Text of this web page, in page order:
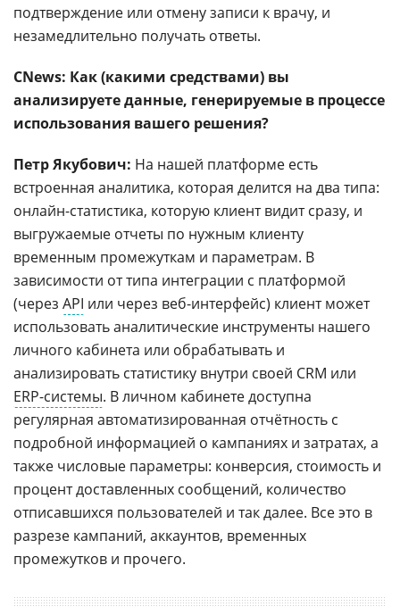
подтверждение или отмену записи к врачу, и
незамедлительно получать ответы.
CNews: Как (какими средствами) вы
анализируете данные, генерируемые в процессе
использования вашего решения?
Петр Якубович: На нашей платформе есть
встроенная аналитика, которая делится на два типа:
онлайн-статистика, которую клиент видит сразу, и
выгружаемые отчеты по нужным клиенту
временным промежуткам и параметрам. В
зависимости от типа интеграции с платформой
(через API или через веб-интерфейс) клиент может
использовать аналитические инструменты нашего
личного кабинета или обрабатывать и
анализировать статистику внутри своей CRM или
ERP-системы. В личном кабинете доступна
регулярная автоматизированная отчётность с
подробной информацией о кампаниях и затратах, а
также числовые параметры: конверсия, стоимость и
процент доставленных сообщений, количество
отписавшихся пользователей и так далее. Все это в
разрезе кампаний, аккаунтов, временных
промежутков и прочего.